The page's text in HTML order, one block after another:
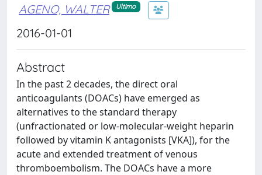
AGENO, WALTER Ultimo
2016-01-01
Abstract
In the past 2 decades, the direct oral
anticoagulants (DOACs) have emerged as
alternatives to the standard therapy
(unfractionated or low-molecular-weight heparin
followed by vitamin K antagonists [VKA]), for the
acute and extended treatment of venous
thromboembolism. The DOACs have a more